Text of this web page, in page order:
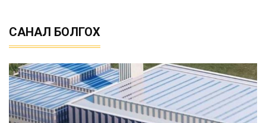
САНАЛ БОЛГОХ